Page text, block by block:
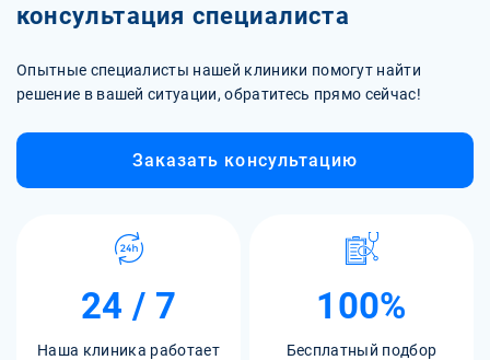
консультация специалиста
Опытные специалисты нашей клиники помогут найти
решение в вашей ситуации, обратитесь прямо сейчас!
Заказать консультацию
24 / 7
Наша клиника работает
100%
Бесплатный подбор